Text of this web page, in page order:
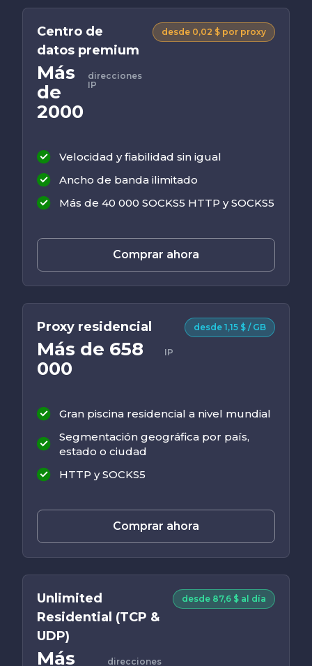
Centro de
datos premium
Más
de
2000
direcciones
IP
desde 0,02 $ por proxy
Velocidad y fiabilidad sin igual
Ancho de banda ilimitado
Más de 40 000 SOCKS5 HTTP y SOCKS5
Comprar ahora
Proxy residencial
Más de 658
000
IP
desde 1,15 $ / GB
Gran piscina residencial a nivel mundial
Segmentación geográfica por país,
estado o ciudad
HTTP y SOCKS5
Comprar ahora
Unlimited
Residential (TCP &
UDP)
Más
direcciones
desde 87,6 $ al día